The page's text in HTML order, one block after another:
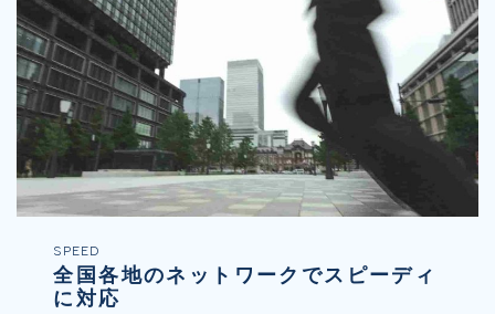
SPEED
全国各地のネットワークでスピーディ
に対応